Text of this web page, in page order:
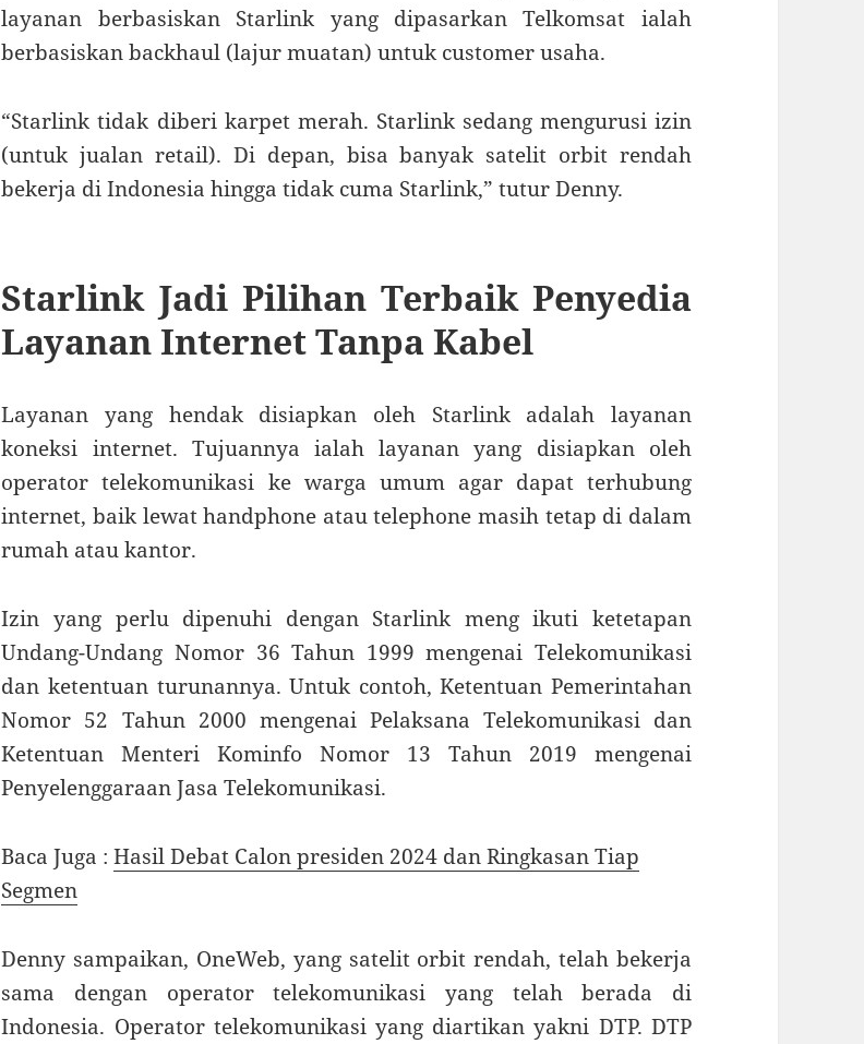
layanan berbasiskan Starlink yang dipasarkan Telkomsat ialah
berbasiskan backhaul (lajur muatan) untuk customer usaha.
“Starlink tidak diberi karpet merah. Starlink sedang mengurusi izin
(untuk jualan retail). Di depan, bisa banyak satelit orbit rendah
bekerja di Indonesia hingga tidak cuma Starlink,” tutur Denny.
Starlink Jadi Pilihan Terbaik Penyedia
Layanan Internet Tanpa Kabel
Layanan yang hendak disiapkan oleh Starlink adalah layanan
koneksi internet. Tujuannya ialah layanan yang disiapkan oleh
operator telekomunikasi ke warga umum agar dapat terhubung
internet, baik lewat handphone atau telephone masih tetap di dalam
rumah atau kantor.
Izin yang perlu dipenuhi dengan Starlink meng ikuti ketetapan
Undang-Undang Nomor 36 Tahun 1999 mengenai Telekomunikasi
dan ketentuan turunannya. Untuk contoh, Ketentuan Pemerintahan
Nomor 52 Tahun 2000 mengenai Pelaksana Telekomunikasi dan
Ketentuan Menteri Kominfo Nomor 13 Tahun 2019 mengenai
Penyelenggaraan Jasa Telekomunikasi.
Baca Juga :Hasil Debat Calon presiden 2024 dan Ringkasan Tiap
Segmen
Denny sampaikan, OneWeb, yang satelit orbit rendah, telah bekerja
sama dengan operator telekomunikasi yang telah berada di
Indonesia. Operator telekomunikasi yang diartikan yakni DTP. DTP